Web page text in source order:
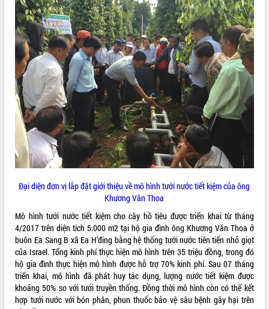
HỆ THỐNG VĂN BẢN
VĂN BẢN HĐND TỈNH
ĐIỂM TIN VĂN BẢN
QUY HOẠCH - KẾ HOẠCH
Đại diện đơn vị lắp đặt giới thiệu về mô hình tưới nước tiết kiệm của ông
Khương Văn Thoa
Mô hình tưới nước tiết kiệm cho cây hồ tiêu được triển khai từ tháng
4/2017 trên diện tích 5.000 m2 tại hộ gia đình ông Khương Văn Thoa ở
buôn Ea Sang B xã Ea H'đing bằng hệ thống tưới nước tiên tiến nhỏ giọt
của Israel. Tổng kinh phí thực hiện mô hình trên 35 triệu đồng, trong đó
hộ gia đình thực hiện mô hình được hỗ trợ 70% kinh phí. Sau 07 tháng
triển khai, mô hình đã phát huy tác dụng, lượng nước tiết kiệm được
khoảng 50% so với tưới truyền thống. Đồng thời mô hình còn có thể kết
hợp tưới nước với bón phân, phun thuốc bảo vệ sâu bệnh gây hại trên